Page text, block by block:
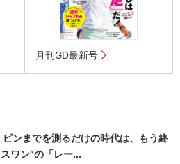
月刊GD最新号
ピンまでを測るだけの時代は、もう終
ワン”の「レー...